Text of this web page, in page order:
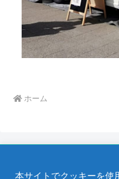
ホーム
本サイトでクッキーを使